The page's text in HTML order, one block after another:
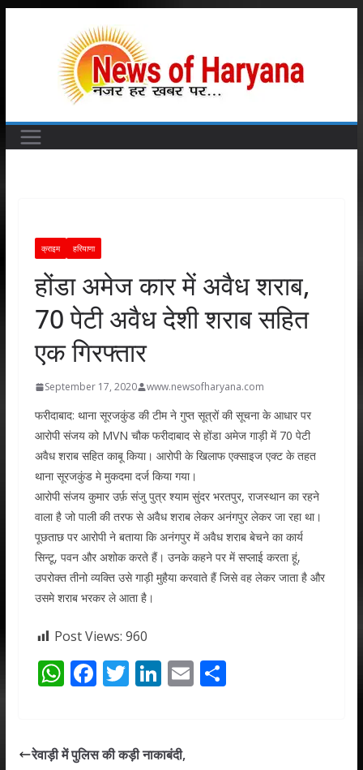
क्राइम हरियाणा
होंडा अमेज कार में अवैध शराब,
70 पेटी अवैध देशी शराब सहित
एक गिरफ्तार
September 17, 2020 www.newsofharyana.com
फरीदाबाद: थाना सूरजकुंड की टीम ने गुप्त सूत्रों की सूचना के आधार पर
आरोपी संजय को MVN चौक फरीदाबाद से होंडा अमेज गाड़ी में 70 पेटी
अवैध शराब सहित काबू किया। आरोपी के खिलाफ एक्साइज एक्ट के तहत
थाना सूरजकुंड मे मुकदमा दर्ज किया गया।
आरोपी संजय कुमार उर्फ़ संजु पुत्र श्याम सुंदर भरतपुर, राजस्थान का रहने
वाला है जो पाली की तरफ से अवैध शराब लेकर अनंगपुर लेकर जा रहा था।
पूछताछ पर आरोपी ने बताया कि अनंगपुर में अवैध शराब बेचने का कार्य
सिन्टू, पवन और अशोक करते हैं। उनके कहने पर में सप्लाई करता हूं,
उपरोक्त तीनो व्यक्ति उसे गाड़ी मुहैया करवाते हैं जिसे वह लेकर जाता है और
उसमे शराब भरकर ले आता है।
Post Views: 960
W
s
F
b
T
er
Li
e
E S
रेवाड़ी में पुलिस की कड़ी नाकाबंदी,